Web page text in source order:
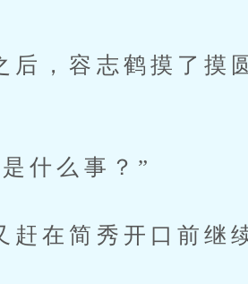
容志鹤摸了摸圆
么事？”
简秀开口前继续